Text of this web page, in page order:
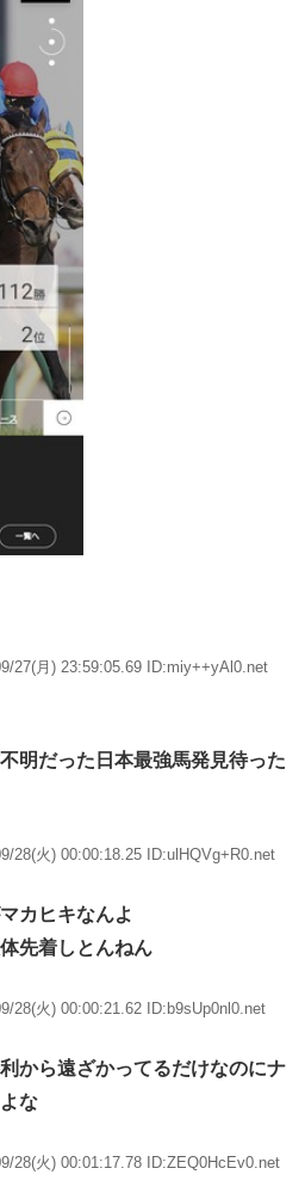
27(月) 23:59:05.69 ID:miy++yAl0.net
明だった日本最強馬発見待った
28(火) 00:00:18.25 ID:ulHQVg+R0.net
カヒキなんよ
先着しとんねん
28(火) 00:00:21.62 ID:b9sUp0nl0.net
から遠ざかってるだけなのにナ
な
28(火) 00:01:17.78 ID:ZEQ0HcEv0.net